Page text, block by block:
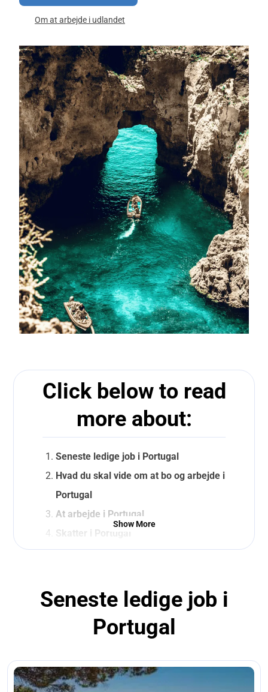
Om at arbejde i udlandet
Click below to read
more about:
Seneste ledige job i Portugal
Hvad du skal vide om at bo og arbejde i
Portugal
At arbejde i Portugal
Skatter i Portugal
Hvad du skal ordne, når du flytter til
Populære byer i Portugal
Tal med en af vores
rekrutteringsansvarlige
Show More
Seneste ledige job i
Portugal